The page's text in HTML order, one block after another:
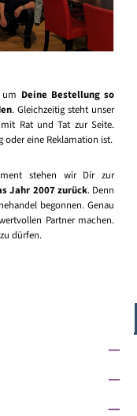
um Deine Bestellung so
. Gleichzeitig steht unser
Rat und Tat zur Seite.
oder eine Reklamation ist.
stehen wir Dir zur
Jahr 2007 zurück. Denn
begonnen. Genau
Partner machen.
dürfen.